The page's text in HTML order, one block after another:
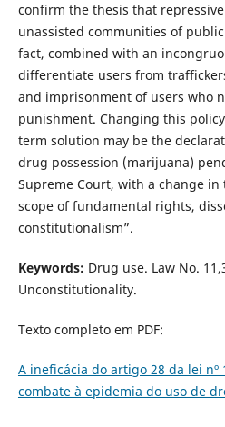
confirm the thesis that
unassisted communities of
fact, combined with an
differentiate users from
and imprisonment of users who
punishment. Changing this
term solution may be the
drug possession (marijuana)
Supreme Court, with a change
scope of fundamental rights,
constitutionalism”.
Keywords: Drug use. Law No.
Unconstitutionality.
Texto completo em PDF:
A ineficácia do artigo 28 da lei nº
combate à epidemia do uso de